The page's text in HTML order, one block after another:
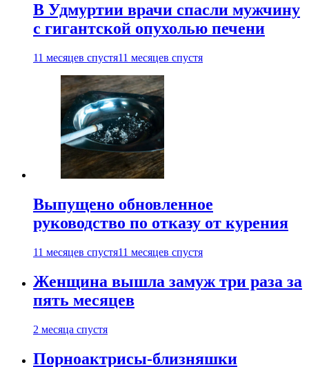
В Удмуртии врачи спасли мужчину
с гигантской опухолью печени
11 месяцев спустя11 месяцев спустя
Выпущено обновленное
руководство по отказу от курения
11 месяцев спустя11 месяцев спустя
Женщина вышла замуж три раза за
пять месяцев
2 месяца спустя
Порноактрисы-близняшки